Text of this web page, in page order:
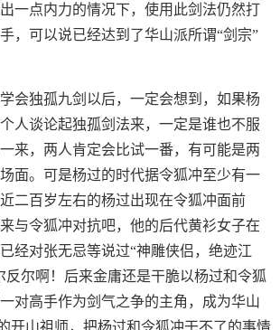
一点内力的情况下，使用此剑法仍然打
，可以说已经达到了华山派所谓“剑宗”
会独孤九剑以后，一定会想到，如果杨
人谈论起独孤剑法来，一定是谁也不服
来，两人肯定会比试一番，有可能是两
面。可是杨过的时代据令狐冲至少有一
二百岁左右的杨过出现在令狐冲面前
与令狐冲对抗吧，他的后代黄衫女子在
经对张无忌等说过“神雕侠侣，绝迹江
反尔啊！后来金庸还是干脆以杨过和令狐
对高手作为剑气之争的主角，成为华山
开山祖师，把杨过和令狐冲干不了的事情